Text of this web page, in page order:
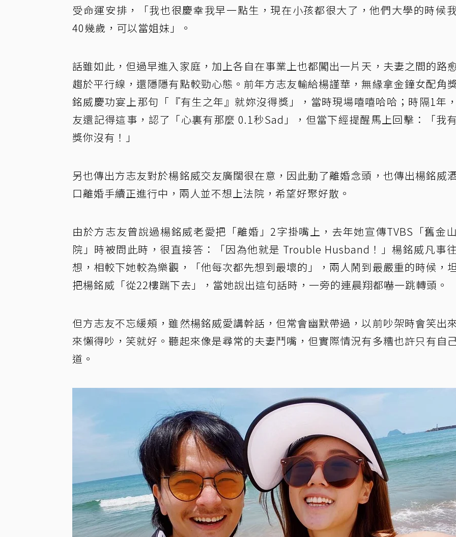
受命運安排，「我也很慶幸我早一點生，現在小孩都很大了，他們大學的時候
40幾歲，可以當姐妹」。
話雖如此，但過早進入家庭，加上各自在事業上也都闖出一片天，夫妻之間的路
趨於平行線，還隱隱有點較勁心態。前年方志友輸給楊謹華，無緣拿金鐘女配角
銘威慶功宴上那句「『有生之年』就妳沒得獎」，當時現場嘻嘻哈哈；時隔1年
友還記得這事，認了「心裏有那麼 0.1秒Sad」，但當下經提醒馬上回擊：「我
獎你沒有！」
另也傳出方志友對於楊銘威交友廣闊很在意，因此動了離婚念頭，也傳出楊銘威
口離婚手續正進行中，兩人並不想上法院，希望好聚好散。
由於方志友曾說過楊銘威老愛把「離婚」2字掛嘴上，去年她宣傳TVBS「舊金
院」時被問此時，很直接答：「因為他就是 Trouble Husband！」楊銘威凡事
想，相較下她較為樂觀，「他每次都先想到最壞的」，兩人鬧到最嚴重的時候，
把楊銘威「從22樓踹下去」，當她說出這句話時，一旁的連晨翔都嚇一跳轉頭。
但方志友不忘緩頰，雖然楊銘威愛講幹話，但常會幽默帶過，以前吵架時會笑出
來懶得吵，笑就好。聽起來像是尋常的夫妻鬥嘴，但實際情況有多糟也許只有自
道。